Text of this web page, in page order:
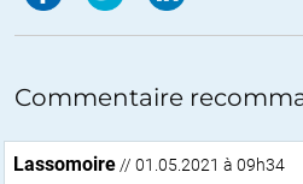
Commentaire
Lassomoire // 01.05.2021 à 09h34